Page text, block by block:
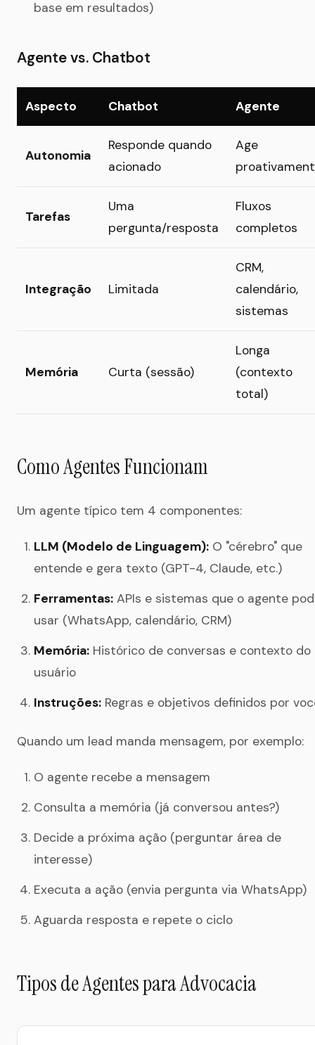
base em resultados)
Agente vs. Chatbot
Aspecto Chatbot Agente
Autonomia
Responde quando
acionado
Age
Tarefas
Uma
pergunta/resposta
Fluxos
completos
Integração Limitada
CRM,
calendário,
sistemas
Memória Curta (sessão)
Longa
(contexto
total)
Como Agentes Funcionam
Um agente típico tem 4 componentes:
LLM (Modelo de Linguagem): O "cérebro" que
entende e gera texto (GPT-4, Claude, etc.)
Ferramentas: APIs e sistemas que o agente
usar (WhatsApp, calendário, CRM)
Memória: Histórico de conversas e contexto do
usuário
Instruções: Regras e objetivos definidos por
Quando um lead manda mensagem, por exemplo:
O agente recebe a mensagem
Consulta a memória (já conversou antes?)
Decide a próxima ação (perguntar área de
interesse)
Executa a ação (envia pergunta via WhatsApp)
Aguarda resposta e repete o ciclo
Tipos de Agentes para Advocacia